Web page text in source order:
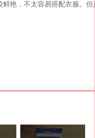
艳，不太容易搭配衣服。